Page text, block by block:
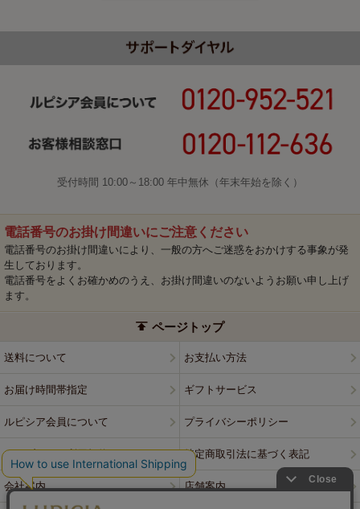
受付時間 10:00～18:00 年中無休（年末年始を除く）
電話番号のお掛け間違いにご注意ください
電話番号のお掛け間違いにより、一般の方へご迷惑をおかけする事象が発
生しております。
電話番号をよくお確かめのうえ、お掛け間違いのないようお願い申し上げ
ます。
ページトップ
送料について お支払い方法
お届け時間帯指定 ギフトサービス
ルピシア会員について プライバシーポリシー
ウェブサイト利用規約 特定商取引法に基づく表記
会社案内 店舗案内